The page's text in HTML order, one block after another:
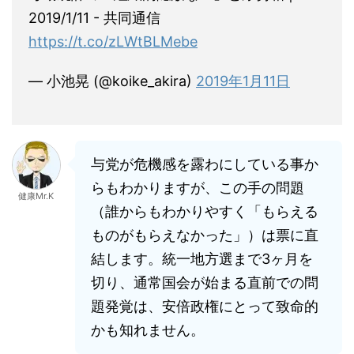
2019/1/11 - 共同通信
https://t.co/zLWtBLMebe
— 小池晃 (@koike_akira) 2019年1月11日
健康Mr.K
与党が危機感を露わにしている事か
らもわかりますが、この手の問題
（誰からもわかりやすく「もらえる
ものがもらえなかった」）は票に直
結します。統一地方選まで3ヶ月を
切り、通常国会が始まる直前での問
題発覚は、安倍政権にとって致命的
かも知れません。